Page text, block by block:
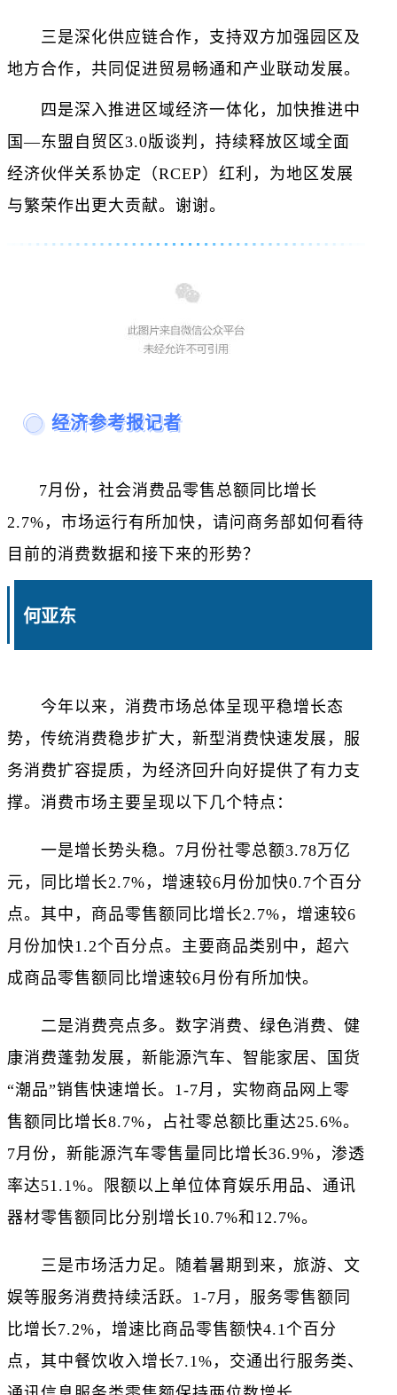
三是深化供应链合作，支持双方加强园区及
地方合作，共同促进贸易畅通和产业联动发展。
四是深入推进区域经济一体化，加快推进中
国—东盟自贸区3.0版谈判，持续释放区域全面
经济伙伴关系协定（RCEP）红利，为地区发展
与繁荣作出更大贡献。谢谢。
经济参考报记者
7月份，社会消费品零售总额同比增长
2.7%，市场运行有所加快，请问商务部如何看待
目前的消费数据和接下来的形势？
何亚东
今年以来，消费市场总体呈现平稳增长态
势，传统消费稳步扩大，新型消费快速发展，服
务消费扩容提质，为经济回升向好提供了有力支
撑。消费市场主要呈现以下几个特点：
一是增长势头稳。7月份社零总额3.78万亿
元，同比增长2.7%，增速较6月份加快0.7个百分
点。其中，商品零售额同比增长2.7%，增速较6
月份加快1.2个百分点。主要商品类别中，超六
成商品零售额同比增速较6月份有所加快。
二是消费亮点多。数字消费、绿色消费、健
康消费蓬勃发展，新能源汽车、智能家居、国货
“潮品”销售快速增长。1-7月，实物商品网上零
售额同比增长8.7%，占社零总额比重达25.6%。
7月份，新能源汽车零售量同比增长36.9%，渗透
率达51.1%。限额以上单位体育娱乐用品、通讯
器材零售额同比分别增长10.7%和12.7%。
三是市场活力足。随着暑期到来，旅游、文
娱等服务消费持续活跃。1-7月，服务零售额同
比增长7.2%，增速比商品零售额快4.1个百分
点，其中餐饮收入增长7.1%，交通出行服务类、